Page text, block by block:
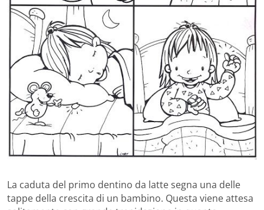
La caduta del primo dentino da latte segna una delle
tappe della crescita di un bambino. Questa viene attesa